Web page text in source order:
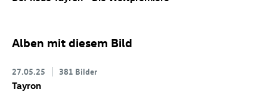
Alben mit diesem Bild
27.05.25 381 Bilder
Tayron